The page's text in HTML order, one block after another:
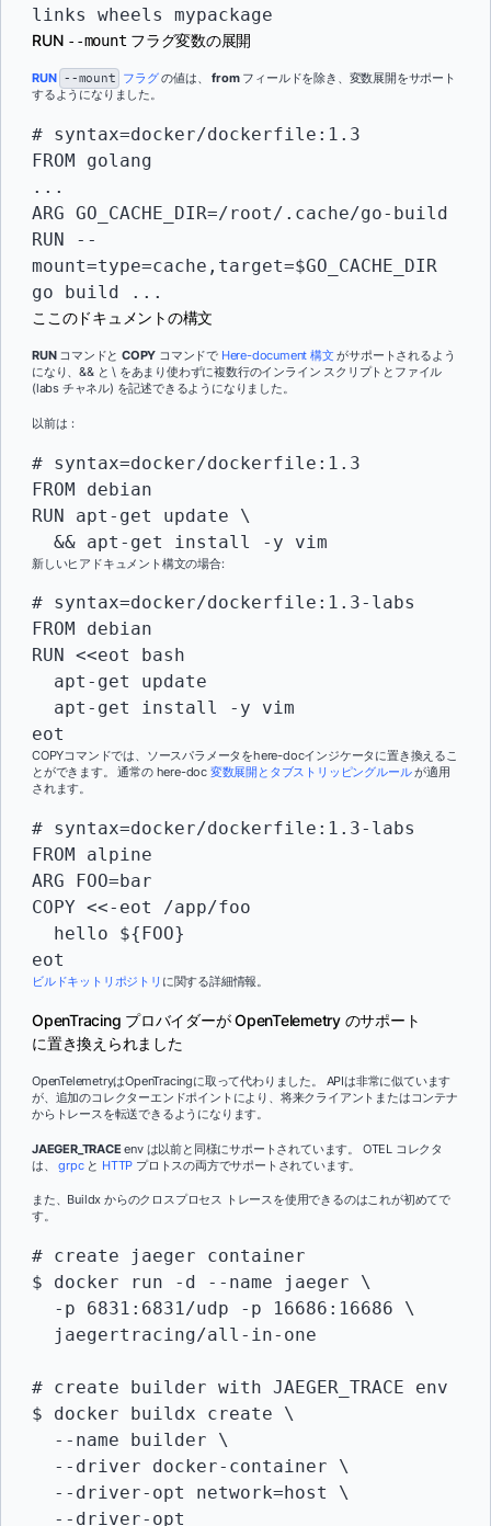
links wheels mypackage
RUN --mount フラグ変数の展開
RUN --mount フラグの値は、fromフィールドを除き、変数展開をサポート
するようになりました。
# syntax=docker/dockerfile:1.3
FROM golang
...
ARG GO_CACHE_DIR=/root/.cache/go-build
RUN --
mount=type=cache,target=$GO_CACHE_DIR
go build ...
ここのドキュメントの構文
RUNコマンドとCOPY コマンドで Here-document 構文 がサポートされるよう
になり、&& と \ をあまり使わずに複数行のインライン スクリプトとファイル
(labs チャネル) を記述できるようになりました。
以前は：
# syntax=docker/dockerfile:1.3
FROM debian
RUN apt-get update \
  && apt-get install -y vim
新しいヒアドキュメント構文の場合:
# syntax=docker/dockerfile:1.3-labs
FROM debian
RUN <<eot bash
eot
COPYコマンドでは、ソースパラメータをhere-docインジケータに置き換えるこ
とができます。 通常の here-doc 変数展開とタブストリッピングルールが適用
されます。
# syntax=docker/dockerfile:1.3-labs
FROM alpine
ARG FOO=bar
COPY <<-eot /app/foo
eot
ビルドキットリポジトリ に関する詳細情報。
OpenTracing プロバイダーが OpenTelemetry のサポート
に置き換えられました
OpenTelemetryはOpenTracingに取って代わりました。 APIは非常に似ています
が、追加のコレクターエンドポイントにより、将来クライアントまたはコンテナ
からトレースを転送できるようになります。
JAEGER_TRACE env は以前と同様にサポートされています。 OTEL コレクタ
は、grpcと HTTP プロトスの両方でサポートされています。
また、Buildx からのクロスプロセス トレースを使用できるのはこれが初めてで
す。
# create jaeger container
$ docker run -d --name jaeger \
# create builder with JAEGER_TRACE env
$ docker buildx create \